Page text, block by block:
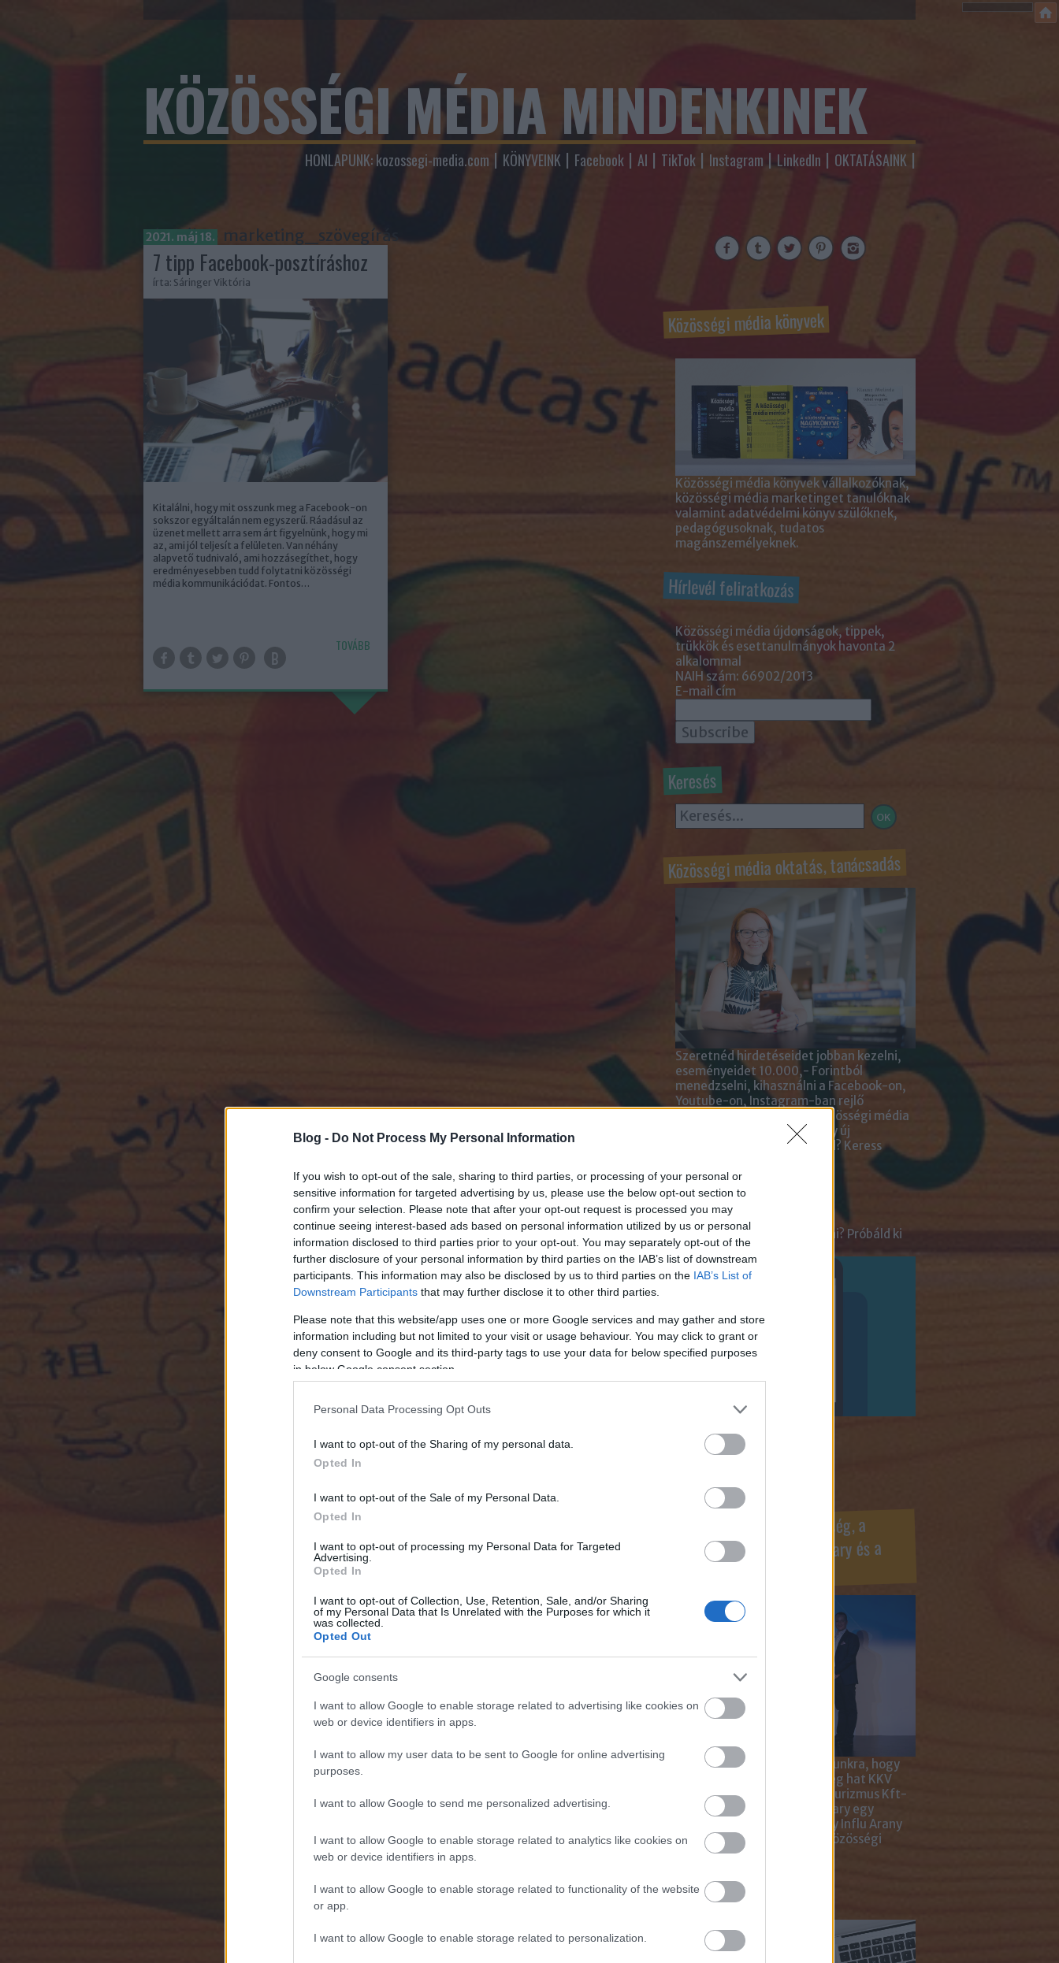
Blog - Do Not Process My Personal Information
If you wish to opt-out of the sale, sharing to third parties, or processing of your personal or
sensitive information for targeted advertising by us, please use the below opt-out section to
confirm your selection. Please note that after your opt-out request is processed you may
continue seeing interest-based ads based on personal information utilized by us or personal
information disclosed to third parties prior to your opt-out. You may separately opt-out of the
further disclosure of your personal information by third parties on the IAB’s list of downstream
participants. This information may also be disclosed by us to third parties on the IAB’s List of
Downstream Participants that may further disclose it to other third parties.
Please note that this website/app uses one or more Google services and may gather and store
information including but not limited to your visit or usage behaviour. You may click to grant or
deny consent to Google and its third-party tags to use your data for below specified purposes
in below Google consent section.
Personal Data Processing Opt Outs
I want to opt-out of the Sharing of my personal data.
Opted In
I want to opt-out of the Sale of my Personal Data.
Opted In
I want to opt-out of processing my Personal Data for Targeted
Advertising.
Opted In
I want to opt-out of Collection, Use, Retention, Sale, and/or Sharing
of my Personal Data that Is Unrelated with the Purposes for which it
was collected.
Opted Out
Google consents
I want to allow Google to enable storage related to advertising like cookies on
web or device identifiers in apps.
I want to allow my user data to be sent to Google for online advertising
purposes.
I want to allow Google to send me personalized advertising.
I want to allow Google to enable storage related to analytics like cookies on
web or device identifiers in apps.
I want to allow Google to enable storage related to functionality of the website
or app.
I want to allow Google to enable storage related to personalization.
KÖZÖSSÉGI MÉDIA MINDENKINEK
HONLAPUNK: kozossegi-media.com KÖNYVEINK Facebook AI TikTok Instagram LinkedIn OKTATÁSAINK
Címkék» marketing_szövegírás
2021. máj 18.
7 tipp Facebook-posztíráshoz
írta: Sáringer Viktória
Kitalálni, hogy mit osszunk meg a Facebook-on
sokszor egyáltalán nem egyszerű. Ráadásul az
üzenet mellett arra sem árt figyelnünk, hogy mi
az, ami jól teljesít a felületen. Van néhány
alapvető tudnivaló, ami hozzásegíthet, hogy
eredményesebben tudd folytatni közösségi
média kommunikációdat. Fontos…
TOVÁBB
Közösségi média könyvek
Közösségi média könyvek vállalkozóknak,
közösségi média marketinget tanulóknak
valamint adatvédelmi könyv szülőknek,
pedagógusoknak, tudatos
magánszemélyeknek.
Hírlevél feliratkozás
Közösségi média újdonságok, tippek,
trükkök és esettanulmányok havonta 2
alkalommal
NAIH szám: 66902/2013
E-mail cím
Keresés
Közösségi média oktatás, tanácsadás
Szeretnéd hirdetéseidet jobban kezelni,
eseményeidet 10.000,- Forintból
menedzselni, kihasználni a Facebook-on,
Youtube-on, Instagram-ban rejlő
lehetőségeket? Kiadnád közösségi média
oldalai kezelését? Netán egy új
alkalmazásra van szükséged? Keress
Chatbot
Szeretnél velünk beszélgetni? Próbáld ki
Messenger Chatbotunkat!
Facebook oldaldoboz
Magyar Marketing Szövetség, a
KREATÍV, az Internet Hungary és a
Nagy megtiszteltetés számunkra, hogy
Magyar Marketing Szövetség hat KKV
Marketing Gyémánt Díjjal, Turizmus Kft-
től 5 díjjal, az Internet Hungary egy
fődíjjal, a KREATÍV pedig egy Influ Arany
díjjal tüntette ki cégünket közösségi
média kampányaiért.
Így használd cikkeinket...